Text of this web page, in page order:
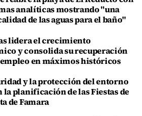
analíticas mostrando "una
de las aguas para el baño"
lidera el crecimiento
y consolida su recuperación
en máximos históricos
y la protección del entorno
la planificación de las Fiestas de
de Famara